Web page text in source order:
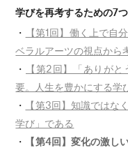
学びを再考するための7
・
【第1回】働く上で自
ベラルアーツの視点から
・
【第2回】「ありが
要。人生を豊かにする学
・
【第3回】知識ではな
学び」である
・
【第4回】変化の激し